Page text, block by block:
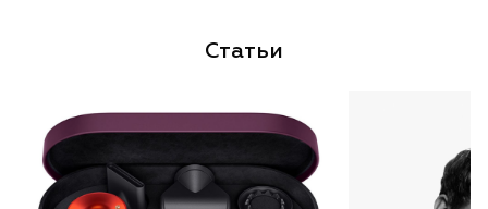
Статьи